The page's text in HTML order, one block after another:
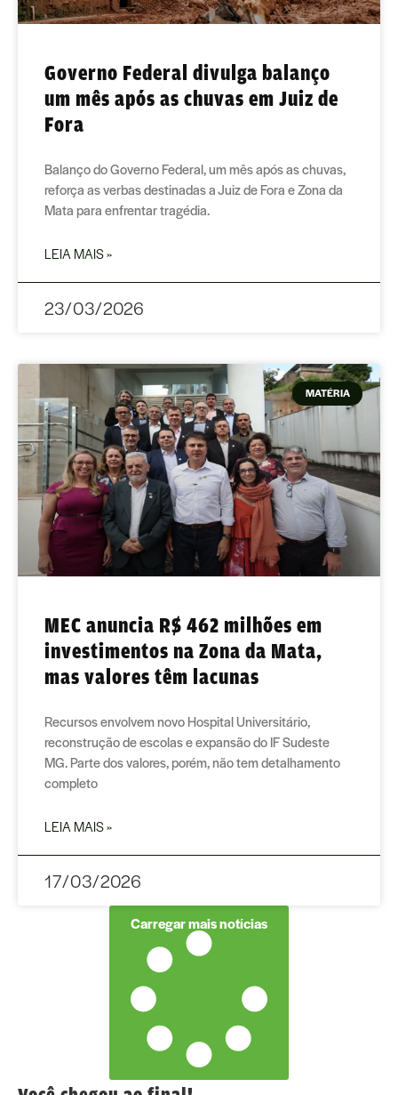
Governo Federal divulga balanço
um mês após as chuvas em Juiz de
Fora
Balanço do Governo Federal, um mês após as chuvas,
reforça as verbas destinadas a Juiz de Fora e Zona da
Mata para enfrentar tragédia.
LEIA MAIS »
23/03/2026
MATÉRIA
MEC anuncia R$ 462 milhões em
investimentos na Zona da Mata,
mas valores têm lacunas
Recursos envolvem novo Hospital Universitário,
reconstrução de escolas e expansão do IF Sudeste
MG. Parte dos valores, porém, não tem detalhamento
completo
LEIA MAIS »
17/03/2026
Carregar mais notícias